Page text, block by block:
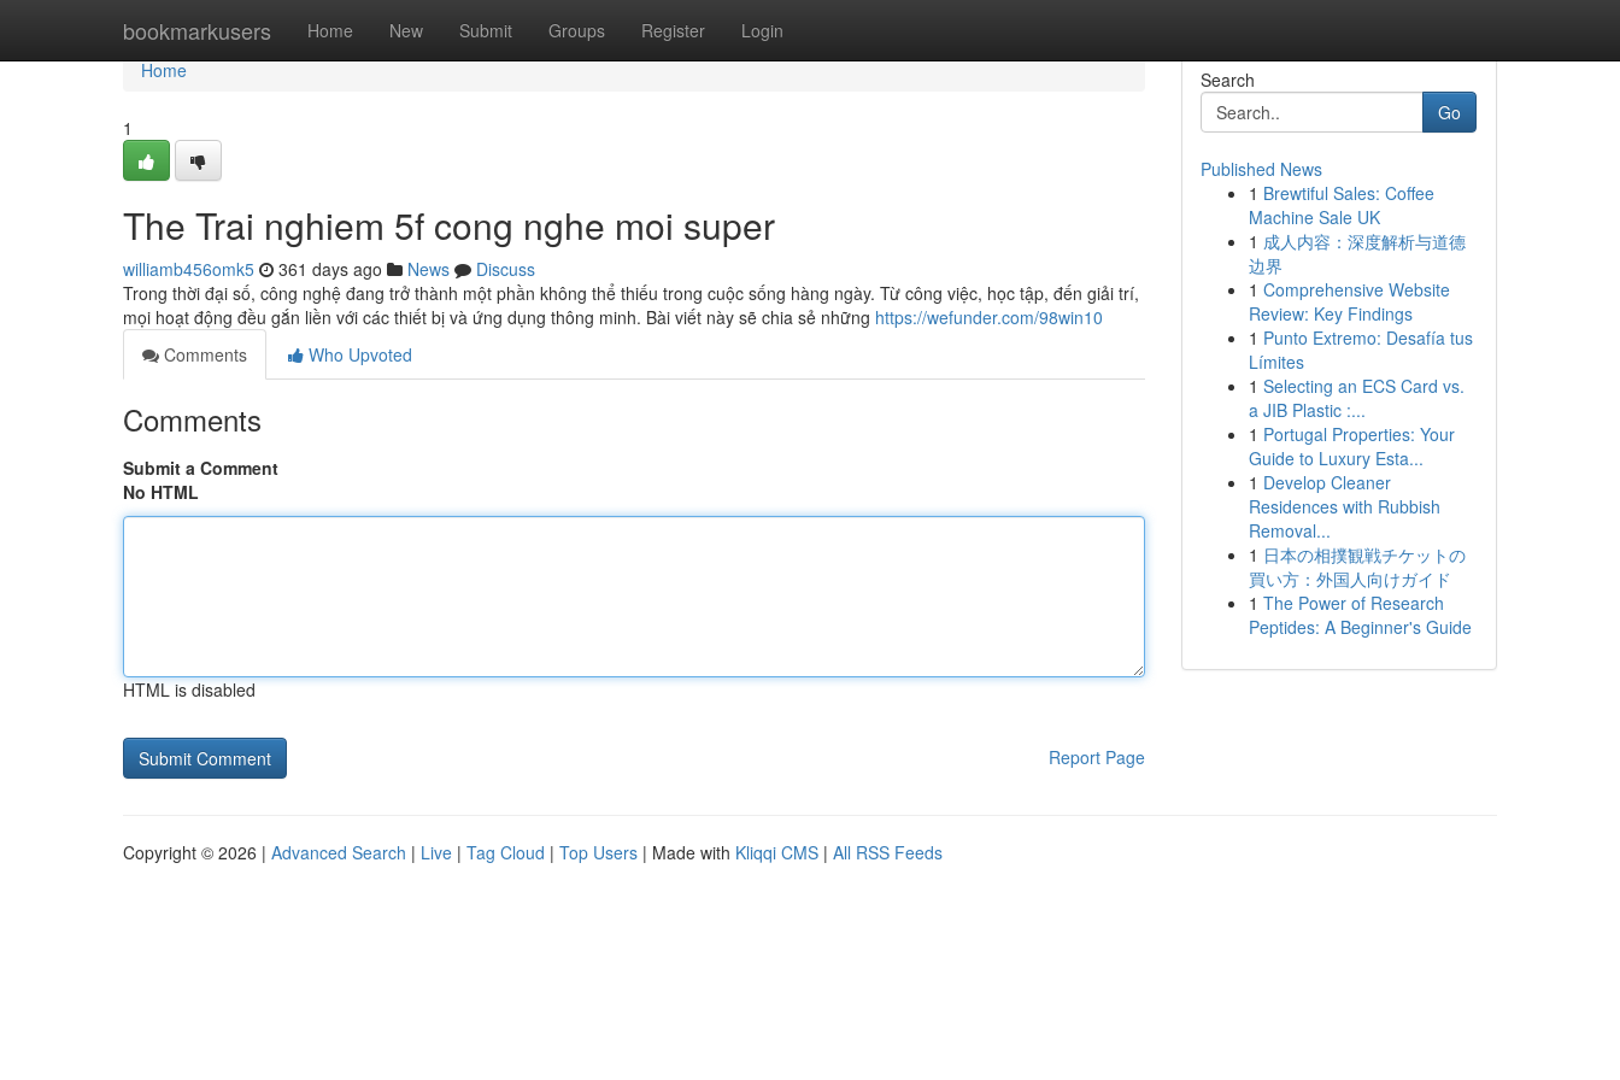
bookmarkusers Home New Submit Groups Register Login
Home
Home
1
The Trai nghiem 5f cong nghe moi super
williamb456omk5 361 days ago News
Discuss
Trong thời đại số, công nghệ đang trở thành một phần không thể thiếu trong cuộc sống hàng ngày. Từ công việc, học tập, đến giải trí,
mọi hoạt động đều gắn liền với các thiết bị và ứng dụng thông minh. Bài viết này sẽ chia sẻ những https://wefunder.com/98win10
Comments
Who Upvoted
Comments
Submit a Comment
No HTML
HTML is disabled
Report Page
Search
Go
Published News
1 Brewtiful Sales: Coffee
Machine Sale UK
1 成人内容：深度解析与道德
边界
1 Comprehensive Website
Review: Key Findings
1 Punto Extremo: Desafía tus
Límites
1 Selecting an ECS Card vs.
a JIB Plastic :...
1 Portugal Properties: Your
Guide to Luxury Esta...
1 Develop Cleaner
Residences with Rubbish
Removal...
1 日本の相撲観戦チケットの
買い方：外国人向けガイド
1 The Power of Research
Peptides: A Beginner's Guide
Copyright © 2026 | Advanced Search | Live | Tag Cloud | Top Users | Made with Kliqqi CMS | All RSS Feeds